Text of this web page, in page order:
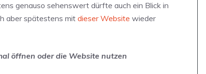
genauso sehenswert dürfte auch ein Blick in
aber spätestens mitdieser Website wieder
öffnen oder die Website nutzen